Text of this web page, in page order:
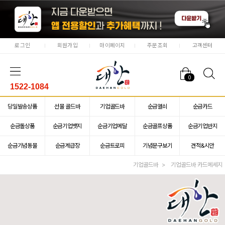
로그인 회원가입 마이페이지 주문조회 고객센터
0
1522-1084
당일발송상품 선물 골드바 기업골드바 순금열쇠 순금카드
순금돌상품 순금기업뱃지 순금기업메달 순금골프상품 순금기업반지
순금기념동물 순금계급장 순금트로피 기념문구보기 견적&시안
기업골드바 기업골드바 카드메세지